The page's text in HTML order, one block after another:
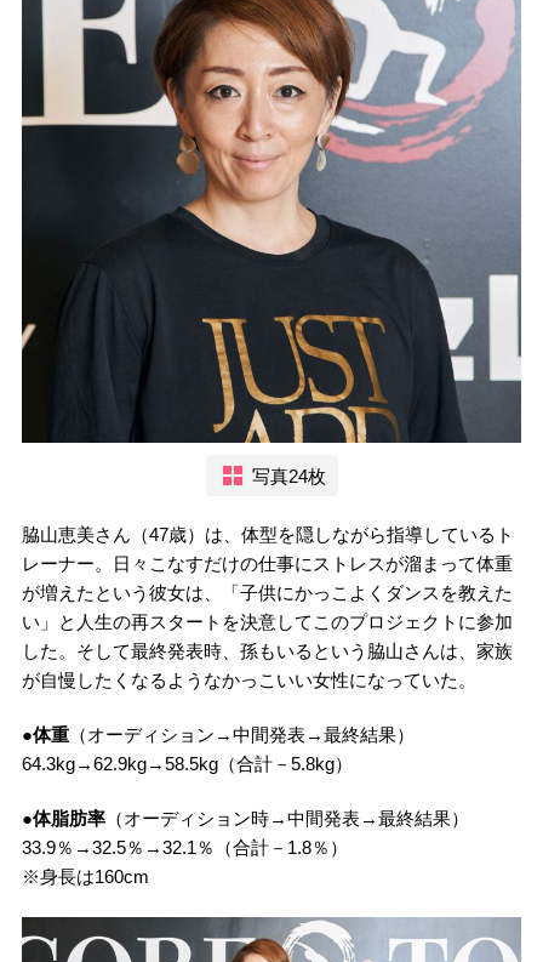
写真24枚
脇山恵美さん（47歳）は、体型を隠しながら指導しているト
レーナー。日々こなすだけの仕事にストレスが溜まって体重
が増えたという彼女は、「子供にかっこよくダンスを教えた
い」と人生の再スタートを決意してこのプロジェクトに参加
した。そして最終発表時、孫もいるという脇山さんは、家族
が自慢したくなるようなかっこいい女性になっていた。
●体重（オーディション→中間発表→最終結果）
64.3kg→62.9kg→58.5kg（合計－5.8kg）
●体脂肪率（オーディション時→中間発表→最終結果）
33.9％→32.5％→32.1％（合計－1.8％）
※身長は160cm